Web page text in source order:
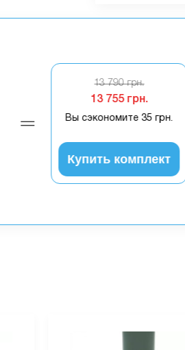
13 790 грн.
13 755 грн.
Вы сэкономите 35 грн.
Купить комплект